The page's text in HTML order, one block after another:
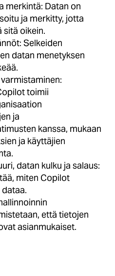
merkintä: Datan on
ja merkitty, jotta
sitä oikein.
Selkeiden
datan menetyksen
toimii
ja
kanssa, mukaan
ja käyttäjien
datan kulku ja salaus:
miten Copilot
että tietojen
asianmukaiset.